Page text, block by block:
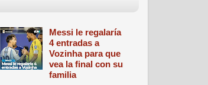
Messi le regalaría
4 entradas a
Vozinha para que
vea la final con su
familia